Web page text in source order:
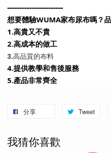
-----------------------
想要體驗WUMA家布尿布嗎？
1.高貴又不貴
2.高成本的做工
3.高品質的布料
4.提供教學和售後服務
5.產品非常齊全
分享 Tweet
我猜你喜歡